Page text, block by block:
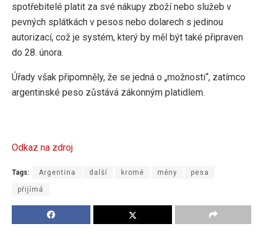
spotřebitelé platit za své nákupy zboží nebo služeb v
pevných splátkách v pesos nebo dolarech s jedinou
autorizací, což je systém, který by měl být také připraven
do 28. února.
Úřady však připomněly, že se jedná o „možnosti“, zatímco
argentinské peso zůstává zákonným platidlem.
Odkaz na zdroj
Tags: Argentina další kromě měny pesa
přijímá